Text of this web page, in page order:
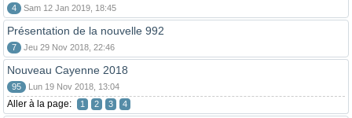
4 Sam 12 Jan 2019, 18:45
Présentation de la nouvelle 992
7 Jeu 29 Nov 2018, 22:46
Nouveau Cayenne 2018
95 Lun 19 Nov 2018, 13:04
Aller à la page: 1 2 3 4